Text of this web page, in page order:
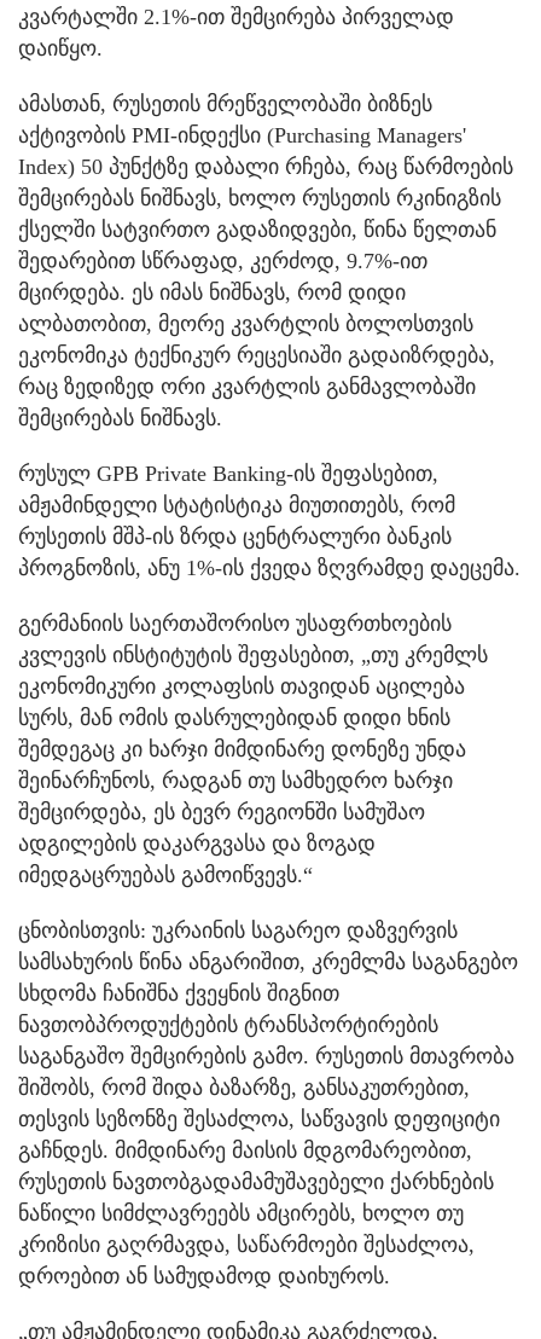
კვარტალში 2.1%-ით შემცირება პირველად
დაიწყო.
ამასთან, რუსეთის მრეწველობაში ბიზნეს
აქტივობის PMI-ინდექსი (Purchasing Managers'
Index) 50 პუნქტზე დაბალი რჩება, რაც წარმოების
შემცირებას ნიშნავს, ხოლო რუსეთის რკინიგზის
ქსელში სატვირთო გადაზიდვები, წინა წელთან
შედარებით სწრაფად, კერძოდ, 9.7%-ით
მცირდება. ეს იმას ნიშნავს, რომ დიდი
ალბათობით, მეორე კვარტლის ბოლოსთვის
ეკონომიკა ტექნიკურ რეცესიაში გადაიზრდება,
რაც ზედიზედ ორი კვარტლის განმავლობაში
შემცირებას ნიშნავს.
რუსულ GPB Private Banking-ის შეფასებით,
ამჟამინდელი სტატისტიკა მიუთითებს, რომ
რუსეთის მშპ-ის ზრდა ცენტრალური ბანკის
პროგნოზის, ანუ 1%-ის ქვედა ზღვრამდე დაეცემა.
გერმანიის საერთაშორისო უსაფრთხოების
კვლევის ინსტიტუტის შეფასებით, „თუ კრემლს
ეკონომიკური კოლაფსის თავიდან აცილება
სურს, მან ომის დასრულებიდან დიდი ხნის
შემდეგაც კი ხარჯი მიმდინარე დონეზე უნდა
შეინარჩუნოს, რადგან თუ სამხედრო ხარჯი
შემცირდება, ეს ბევრ რეგიონში სამუშაო
ადგილების დაკარგვასა და ზოგად
იმედგაცრუებას გამოიწვევს.“
ცნობისთვის: უკრაინის საგარეო დაზვერვის
სამსახურის წინა ანგარიშით, კრემლმა საგანგებო
სხდომა ჩანიშნა ქვეყნის შიგნით
ნავთობპროდუქტების ტრანსპორტირების
საგანგაშო შემცირების გამო. რუსეთის მთავრობა
შიშობს, რომ შიდა ბაზარზე, განსაკუთრებით,
თესვის სეზონზე შესაძლოა, საწვავის დეფიციტი
გაჩნდეს. მიმდინარე მაისის მდგომარეობით,
რუსეთის ნავთობგადამამუშავებელი ქარხნების
ნაწილი სიმძლავრეებს ამცირებს, ხოლო თუ
კრიზისი გაღრმავდა, საწარმოები შესაძლოა,
დროებით ან სამუდამოდ დაიხუროს.
„თუ ამჟამინდელი დინამიკა გაგრძელდა,